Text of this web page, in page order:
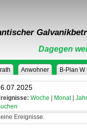
Dagegen
Anwohner B-Plan W
Woche Monat| Jahr
Ereignisse.